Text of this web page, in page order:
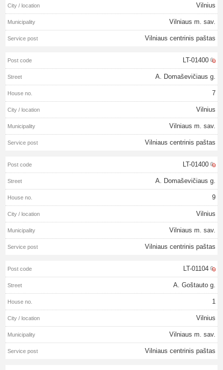
Vilnius
Vilniaus m. sav.
Vilniaus centrinis paštas
LT-01400
A. Domaševičiaus g.
7
Vilnius
Vilniaus m. sav.
Vilniaus centrinis paštas
LT-01400
A. Domaševičiaus g.
9
Vilnius
Vilniaus m. sav.
Vilniaus centrinis paštas
LT-01104
A. Goštauto g.
1
Vilnius
Vilniaus m. sav.
Vilniaus centrinis paštas